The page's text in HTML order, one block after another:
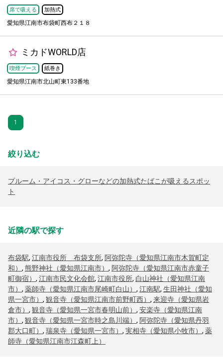
席で吸える 加熱式
愛知県江南市布袋町西布２１８
ミカドWORLD店
喫煙ブース 紙巻き
愛知県江南市北山町東133番地
1
絞り込む
プルーム・アイコス・グローなどの加熱式たばこが吸えるスポッ
ト
近隣の駅で探す
布袋駅, 江南市役所 布袋支所, 阿弥陀寺（愛知県江南市木賀町定
和） , 熊野神社（愛知県江南市） , 阿弥陀寺（愛知県江南市赤童子
町御宿） , 江南市民文化会館, 江南市役所, 白山神社（愛知県江南
市） , 薬師寺（愛知県江南市尾崎町白山） , 江南駅, 生田神社（愛知
県一宮市） , 観音寺（愛知県江南市前野町西） , 来迎寺（愛知県岩
倉市） , 観音寺（愛知県一宮市春明山前） , 安楽寺（愛知県江南
市） , 観音寺（愛知県一宮市時之島川端） , 阿弥陀寺（愛知県丹羽
郡大口町） , 瑞泉寺（愛知県一宮市） , 実相寺（愛知県小牧市） , 薬
師寺（愛知県江南市江森町上）